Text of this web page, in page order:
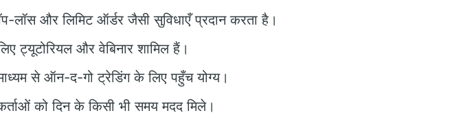
लॉस और लिमिट ऑर्डर जैसी सुविधाएँ प्रदान करता है।
ट्यूटोरियल और वेबिनार शामिल हैं।
से ऑन-द-गो ट्रेडिंग के लिए पहुँच योग्य।
को दिन के किसी भी समय मदद मिले।